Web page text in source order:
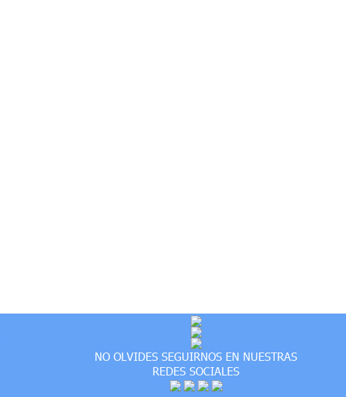
NO OLVIDES SEGUIRNOS EN NUESTRAS
REDES SOCIALES